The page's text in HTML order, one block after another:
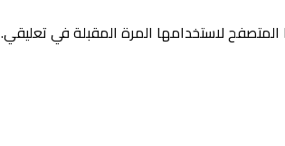
لاستخدامها المرة المقبلة في تعليقي.